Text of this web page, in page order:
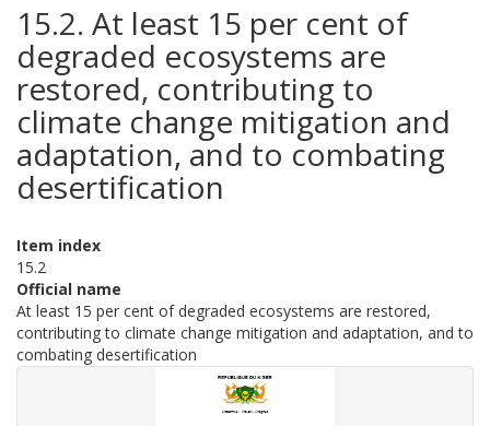
15.2. At least 15 per cent of
degraded ecosystems are
restored, contributing to
climate change mitigation and
adaptation, and to combating
desertification
Item index
15.2
Official name
At least 15 per cent of degraded ecosystems are restored,
contributing to climate change mitigation and adaptation, and to
combating desertification